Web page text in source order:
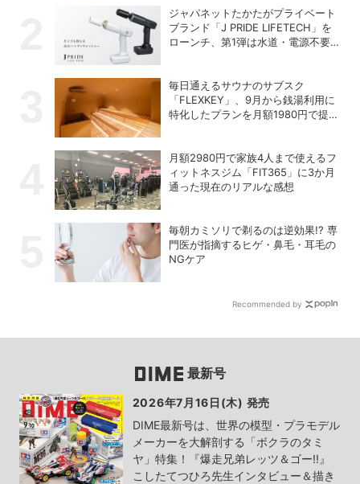
ジャパネットたかたがプライベート
ブランド「J PRIDE LIFETECH」を
ローンチ、第1弾は水道・電源不要
毎日通えるサウナのサブスク
「FLEXKEY」、9月から銭湯利用に
特化したプランを月額1980円で提供
月額2980円で家族4人まで使えるフ
ィットネスジム「FIT365」に3か月
通った現在のリアルな感想
毎朝カミソリで剃るのは逆効果!? 専
門医が指摘するヒゲ・鼻毛・耳毛の
NGケア
Recommended by
最新号
2026年7月16日(木) 発売
DIME最新号は、世界の模型・プラモデル
メーカーを大解剖する「ボクラのタミ
ヤ」特集！『爆走兄弟レッツ＆ゴー!!』
こしたてつひろ先生インタビュー＆描き